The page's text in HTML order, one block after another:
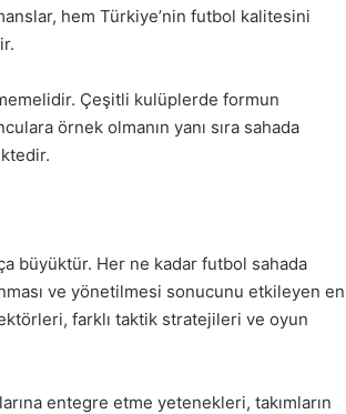
hem Türkiye’nin futbol kalitesini
Çeşitli kulüplerde formun
örnek olmanın yanı sıra sahada
büyüktür. Her ne kadar futbol sahada
ve yönetilmesi sonucunu etkileyen en
farklı taktik stratejileri ve oyun
entegre etme yetenekleri, takımların